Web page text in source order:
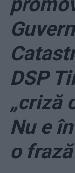
DSP
„criză
Nu e
o